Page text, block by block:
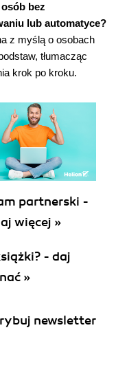
programów
z wykorzystaniem
FC/FB
pojedynczej zmiennej
SR/RS, bloki danych
systemowa M -
parametrów - funkcja
bez
lub automatyce?
z myślą o osobach
tłumacząc
krok po kroku.
partnerski -
więcej »
- daj
»
newsletter